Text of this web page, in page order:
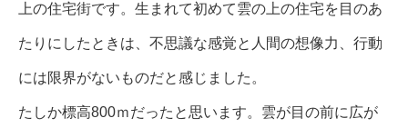
上の住宅街です。生まれて初めて雲の上の住宅を目のあ
たりにしたときは、不思議な感覚と人間の想像力、行動
には限界がないものだと感じました。
たしか標高800ｍだったと思います。雲が目の前に広が